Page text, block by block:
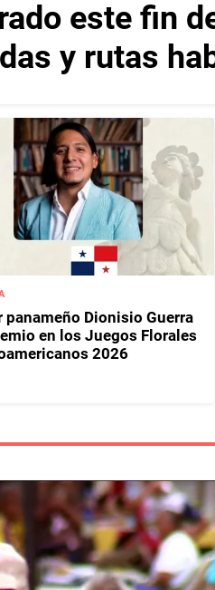
este fin
y rutas
panameño Dionisio Guerra
en los Juegos Florales
2026